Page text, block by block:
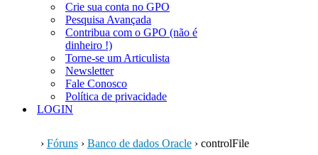
Crie sua conta no GPO
Pesquisa Avançada
Contribua com o GPO (não é
dinheiro !)
Torne-se um Articulista
Newsletter
Fale Conosco
Política de privacidade
LOGIN
› Fóruns › Banco de dados Oracle › controlFile